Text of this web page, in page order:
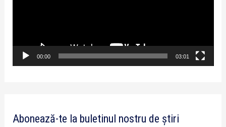
o
00:00 03:01
Abonează-te la buletinul nostru de știri